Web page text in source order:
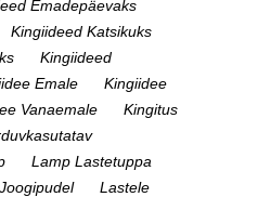
Emadepäevaks
Kingiideed Katsikuks
Kingiideed
Emale
Kingiidee
Vanaemale
Kingitus
Lamp Lastetuppa
Lastele